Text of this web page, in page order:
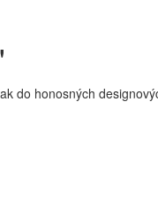
do honosných